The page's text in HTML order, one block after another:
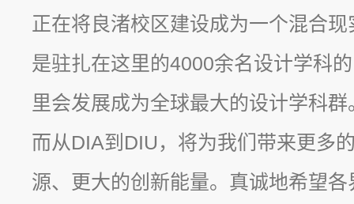
正在将良渚校区建设成为一个混合
是驻扎在这里的4000余名设计学科
里会发展成为全球最大的设计学科
而从DIA到DIU，将为我们带来更多
源、更大的创新能量。真诚地希望